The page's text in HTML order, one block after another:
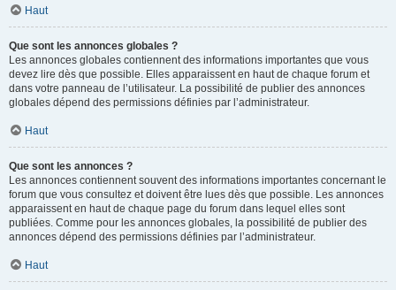
Haut
Que sont les annonces globales ?
Les annonces globales contiennent des informations importantes que vous
devez lire dès que possible. Elles apparaissent en haut de chaque forum et
dans votre panneau de l’utilisateur. La possibilité de publier des annonces
globales dépend des permissions définies par l’administrateur.
Haut
Que sont les annonces ?
Les annonces contiennent souvent des informations importantes concernant le
forum que vous consultez et doivent être lues dès que possible. Les annonces
apparaissent en haut de chaque page du forum dans lequel elles sont
publiées. Comme pour les annonces globales, la possibilité de publier des
annonces dépend des permissions définies par l’administrateur.
Haut